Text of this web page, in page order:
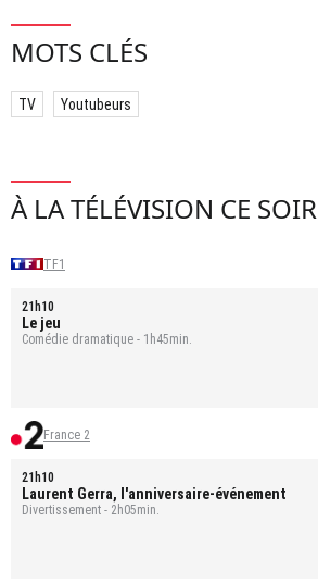
MOTS CLÉS
TV Youtubeurs
À LA TÉLÉVISION CE SOIR
TF1
21h10
Le jeu
Comédie dramatique - 1h45min.
France 2
21h10
Laurent Gerra, l'anniversaire-événement
Divertissement - 2h05min.